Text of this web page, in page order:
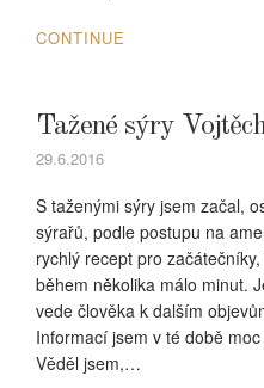
CONTINUE
Tažené sýry
29.6.2016
S taženými sýry jsem začal,
sýrařů, podle postupu na
rychlý recept pro
během několika málo minut.
vede člověka k dalším
Informací jsem v té době
Věděl jsem,…